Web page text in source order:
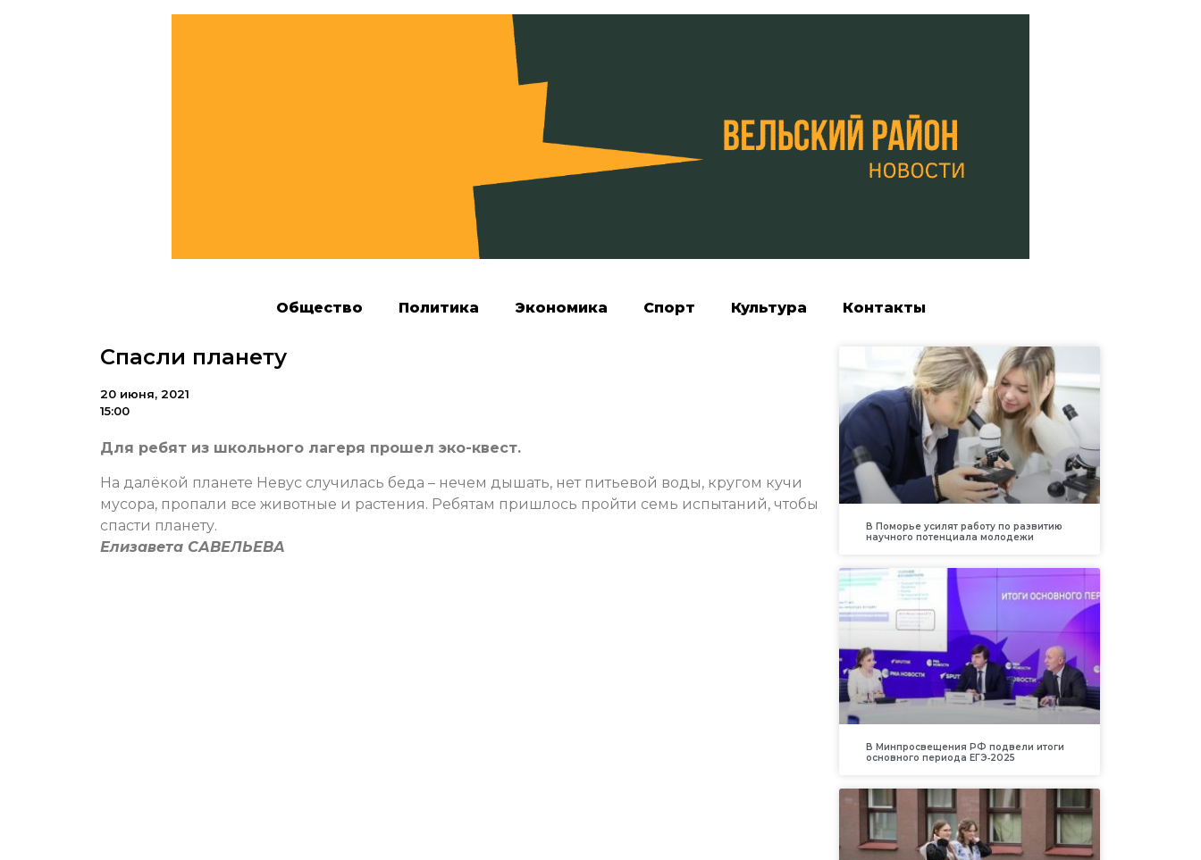
Общество Политика Экономика Спорт Культура Контакты
Спасли планету
20 июня, 2021
15:00
Для ребят из школьного лагеря прошел эко-квест.
На далёкой планете Невус случилась беда – нечем дышать, нет питьевой воды, кругом кучи
мусора, пропали все животные и растения. Ребятам пришлось пройти семь испытаний, чтобы
спасти планету.
Елизавета САВЕЛЬЕВА
В Поморье усилят работу по развитию
научного потенциала молодежи
В Минпросвещения РФ подвели итоги
основного периода ЕГЭ‑2025